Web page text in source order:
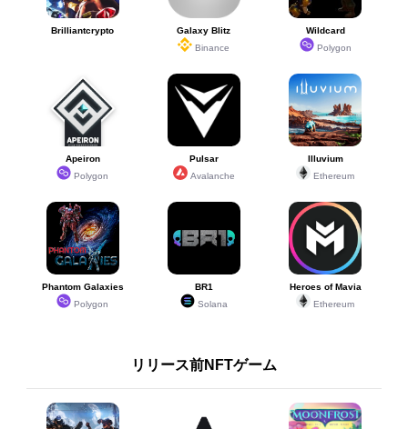
Brilliantcrypto
Galaxy Blitz
Binance
Wildcard
Polygon
Apeiron
Polygon
Pulsar
Avalanche
Illuvium
Ethereum
Phantom Galaxies
Polygon
BR1
Solana
Heroes of Mavia
Ethereum
リリース前NFTゲーム